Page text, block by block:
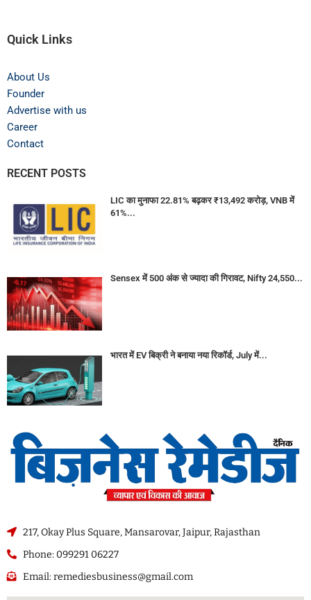
Quick Links
About Us
Founder
Advertise with us
Career
Contact
RECENT POSTS
LIC का मुनाफा 22.81% बढ़कर ₹13,492 करोड़, VNB में
61%...
Sensex में 500 अंक से ज्यादा की गिरावट, Nifty 24,550...
भारत में EV बिक्री ने बनाया नया रिकॉर्ड, July में...
217, Okay Plus Square, Mansarovar, Jaipur, Rajasthan
Phone: 099291 06227
Email: remediesbusiness@gmail.com